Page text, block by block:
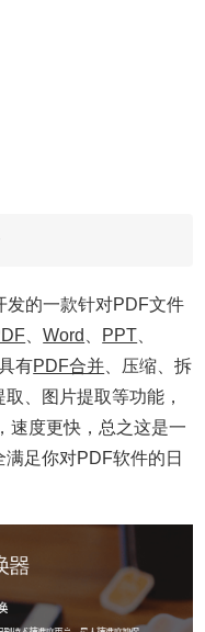
发的一款针对PDF文件
、Word PPT
有PDF合并 、压缩、拆
、图片提取等功能，
速度更快，总之这是一
足你对PDF软件的日